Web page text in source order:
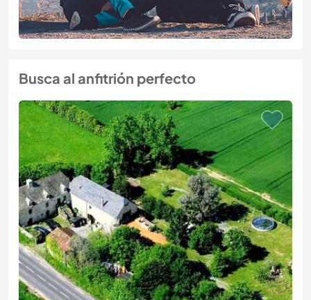
Busca al anfitrión perfecto